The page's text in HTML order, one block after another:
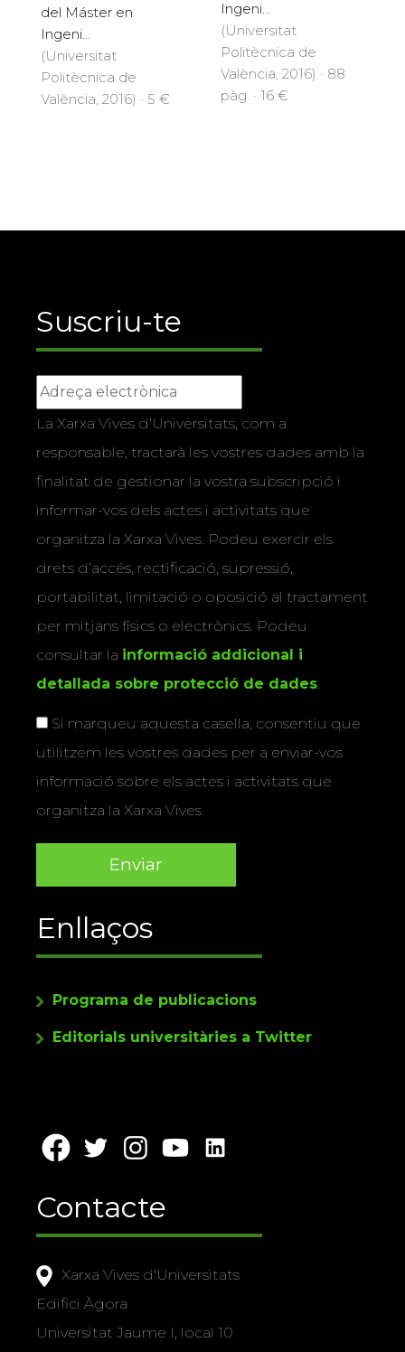
del Máster en
Ingeni...
(Universitat
Politècnica de
València, 2016) · 5 €
Ingeni...
(Universitat
Politècnica de
València, 2016) · 88
pàg. · 16 €
Suscriu-te
La Xarxa Vives d’Universitats, com a
responsable, tractarà les vostres dades amb la
finalitat de gestionar la vostra subscripció i
informar-vos dels actes i activitats que
organitza la Xarxa Vives. Podeu exercir els
drets d’accés, rectificació, supressió,
portabilitat, limitació o oposició al tractament
per mitjans físics o electrònics. Podeu
consultar la informació addicional i
detallada sobre protecció de dades.
Si marqueu aquesta casella, consentiu que
utilitzem les vostres dades per a enviar-vos
informació sobre els actes i activitats que
organitza la Xarxa Vives.
Enllaços
Programa de publicacions
Editorials universitàries a Twitter
Contacte
Xarxa Vives d'Universitats
Edifici Àgora
Universitat Jaume I, local 10